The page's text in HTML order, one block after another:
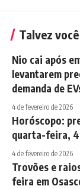
Talvez
Nio cai após
levantarem
demanda de
4 de fevereiro de 2026
Horóscopo:
quarta-feira,
4 de fevereiro de 2026
Trovões e
feira em